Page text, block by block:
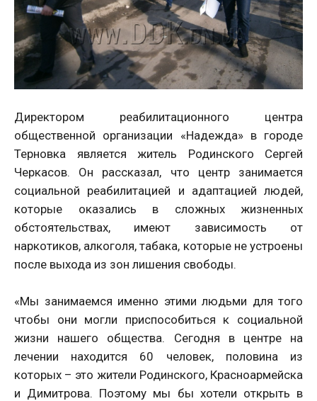
Директором реабилитационного центра
общественной организации «Надежда» в городе
Терновка является житель Родинского Сергей
Черкасов. Он рассказал, что центр занимается
социальной реабилитацией и адаптацией людей,
которые оказались в сложных жизненных
обстоятельствах, имеют зависимость от
наркотиков, алкоголя, табака, которые не устроены
после выхода из зон лишения свободы.
«Мы занимаемся именно этими людьми для того
чтобы они могли приспособиться к социальной
жизни нашего общества. Сегодня в центре на
лечении находится 60 человек, половина из
которых – это жители Родинского, Красноармейска
и Димитрова. Поэтому мы бы хотели открыть в